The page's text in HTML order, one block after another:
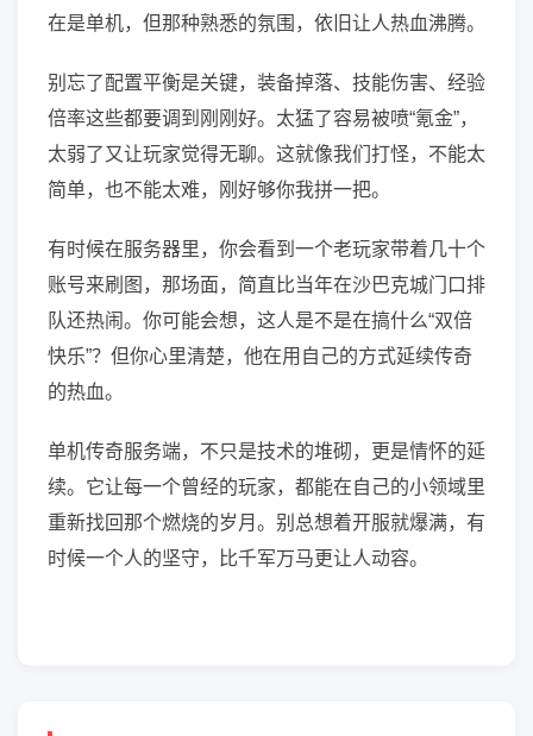
在是单机，但那种熟悉的氛围，依旧让人热血沸腾。
别忘了配置平衡是关键，装备掉落、技能伤害、经验
倍率这些都要调到刚刚好。太猛了容易被喷“氪金”，
太弱了又让玩家觉得无聊。这就像我们打怪，不能太
简单，也不能太难，刚好够你我拼一把。
有时候在服务器里，你会看到一个老玩家带着几十个
账号来刷图，那场面，简直比当年在沙巴克城门口排
队还热闹。你可能会想，这人是不是在搞什么“双倍
快乐”？但你心里清楚，他在用自己的方式延续传奇
的热血。
单机传奇服务端，不只是技术的堆砌，更是情怀的延
续。它让每一个曾经的玩家，都能在自己的小领域里
重新找回那个燃烧的岁月。别总想着开服就爆满，有
时候一个人的坚守，比千军万马更让人动容。